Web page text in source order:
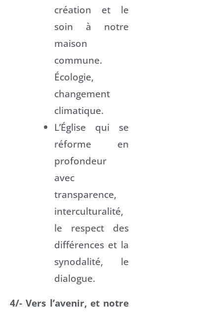
création et le
soin à notre
maison
commune.
Écologie,
changement
climatique.
L’Église qui se
réforme en
profondeur
avec
transparence,
interculturalité,
le respect des
différences et la
synodalité, le
dialogue.
4/- Vers l’avenir, et notre